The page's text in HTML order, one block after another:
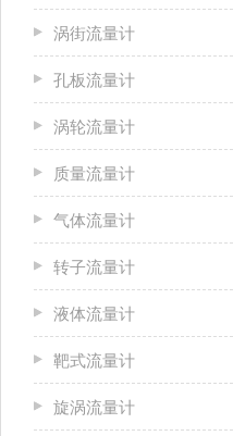
涡街流量计
孔板流量计
涡轮流量计
质量流量计
气体流量计
转子流量计
液体流量计
靶式流量计
旋涡流量计